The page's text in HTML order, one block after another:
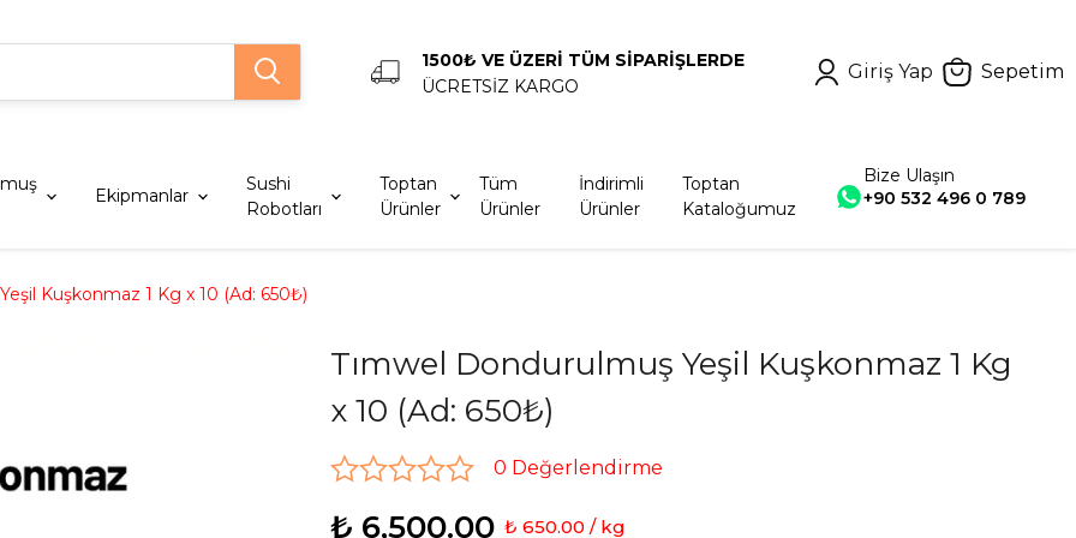
1500₺ VE ÜZERİ TÜM SİPARİŞLERDE
ÜCRETSİZ KARGO
Giriş Yap Sepetim
Ekipmanlar
Sushi
Robotları
Toptan
Ürünler
Tüm
Ürünler
İndirimli
Ürünler
Toptan
Kataloğumuz
Bize Ulaşın
+90 532 496 0 789
Kuşkonmaz 1 Kg x 10 (Ad: 650₺)
Tımwel Dondurulmuş Yeşil Kuşkonmaz 1 Kg
x 10 (Ad: 650₺)
0 Değerlendirme
₺ 6,500.00 ₺ 650.00 / kg